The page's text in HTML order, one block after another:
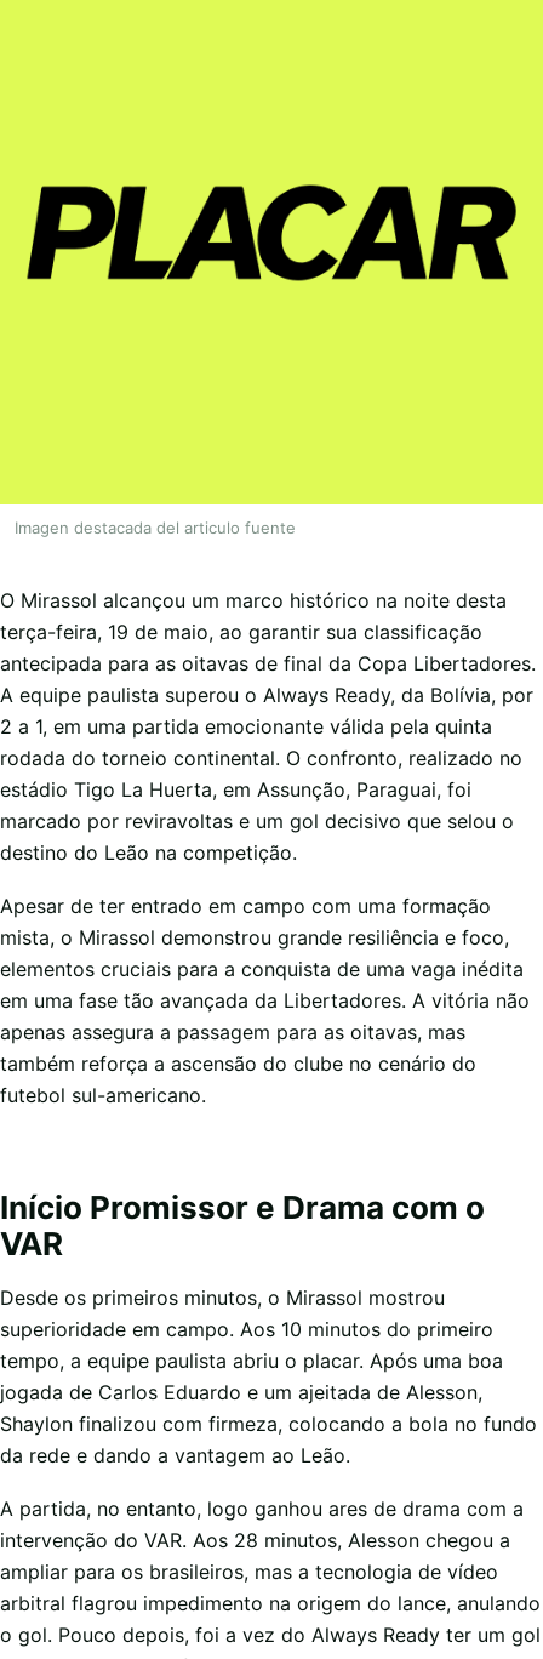
Imagen destacada del articulo fuente
O Mirassol alcançou um marco histórico na noite desta
terça-feira, 19 de maio, ao garantir sua classificação
antecipada para as oitavas de final da Copa Libertadores.
A equipe paulista superou o Always Ready, da Bolívia, por
2 a 1, em uma partida emocionante válida pela quinta
rodada do torneio continental. O confronto, realizado no
estádio Tigo La Huerta, em Assunção, Paraguai, foi
marcado por reviravoltas e um gol decisivo que selou o
destino do Leão na competição.
Apesar de ter entrado em campo com uma formação
mista, o Mirassol demonstrou grande resiliência e foco,
elementos cruciais para a conquista de uma vaga inédita
em uma fase tão avançada da Libertadores. A vitória não
apenas assegura a passagem para as oitavas, mas
também reforça a ascensão do clube no cenário do
futebol sul-americano.
Início Promissor e Drama com o
VAR
Desde os primeiros minutos, o Mirassol mostrou
superioridade em campo. Aos 10 minutos do primeiro
tempo, a equipe paulista abriu o placar. Após uma boa
jogada de Carlos Eduardo e um ajeitada de Alesson,
Shaylon finalizou com firmeza, colocando a bola no fundo
da rede e dando a vantagem ao Leão.
A partida, no entanto, logo ganhou ares de drama com a
intervenção do VAR. Aos 28 minutos, Alesson chegou a
ampliar para os brasileiros, mas a tecnologia de vídeo
arbitral flagrou impedimento na origem do lance, anulando
o gol. Pouco depois, foi a vez do Always Ready ter um gol